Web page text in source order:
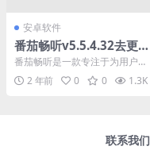
安卓软件
番茄畅听v5.5.4.32去更新
解锁会员版
番茄畅听是一款专注于为用户提
供高品质音频内容的应用程序。
它汇集了海量的有声书、音...
2 年前 0 0 1.3K
联系我们